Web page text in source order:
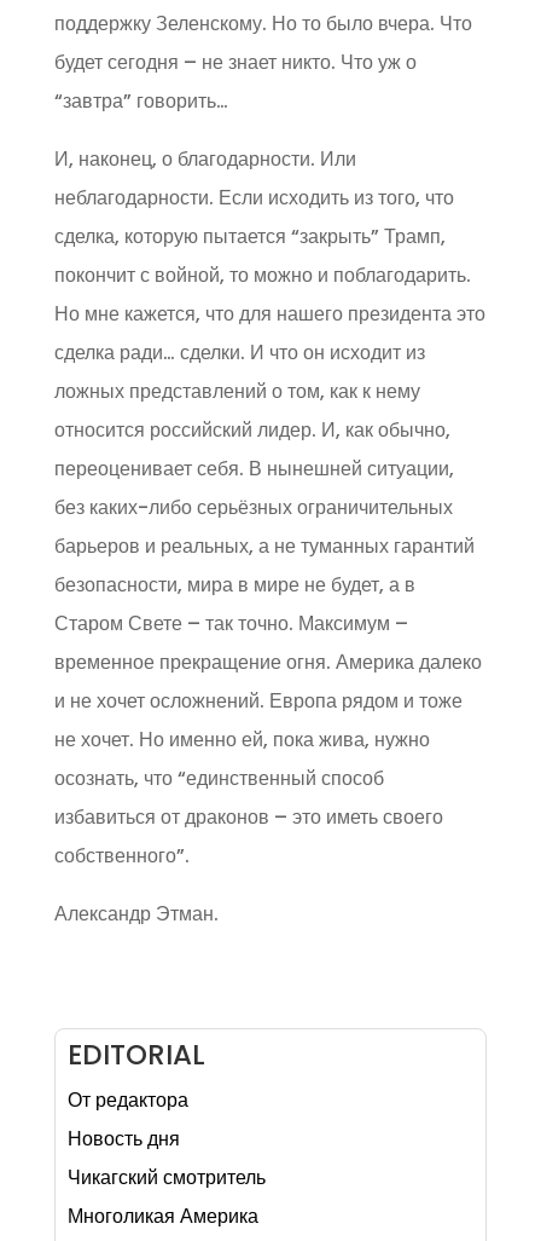
поддержку Зеленскому. Но то было вчера. Что
будет сегодня – не знает никто. Что уж о
“завтра” говорить…
И, наконец, о благодарности. Или
неблагодарности. Если исходить из того, что
сделка, которую пытается “закрыть” Трамп,
покончит с войной, то можно и поблагодарить.
Но мне кажется, что для нашего президента это
сделка ради… сделки. И что он исходит из
ложных представлений о том, как к нему
относится российский лидер. И, как обычно,
переоценивает себя. В нынешней ситуации,
без каких-либо серьёзных ограничительных
барьеров и реальных, а не туманных гарантий
безопасности, мира в мире не будет, а в
Старом Свете – так точно. Максимум –
временное прекращение огня. Америка далеко
и не хочет осложнений. Европа рядом и тоже
не хочет. Но именно ей, пока жива, нужно
осознать, что “единственный способ
избавиться от драконов – это иметь своего
собственного”.
Александр Этман.
EDITORIAL
От редактора
Новость дня
Чикагский смотритель
Многоликая Америка